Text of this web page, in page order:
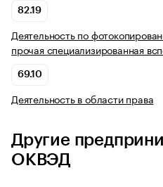
82.19
Деятельность по
прочая специализированная
69.10
Деятельность в области права
Другие
ОКВЭД